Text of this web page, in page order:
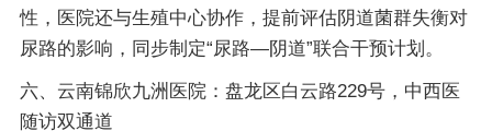
性，医院还与生殖中心协作，提前评估阴道菌群失衡对
尿路的影响，同步制定“尿路—阴道”联合干预计划。
六、云南锦欣九洲医院：盘龙区白云路229号，中西医
随访双通道